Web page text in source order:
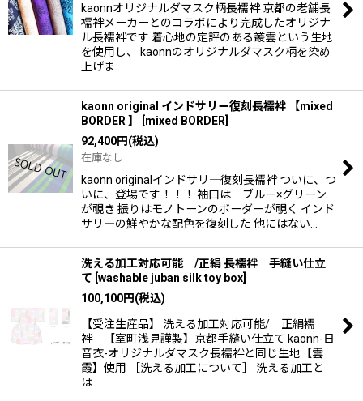
kaonnオリジナルダマスク柄長襦袢 京都の老舗長
襦袢メーカーとのコラボにより完成したオリジナ
ル長襦袢です 着心地の定評のある叢雲という生地
を使用し、 kaonnのオリジナルダマスク柄を染め
上げま…
kaonn original インドサリー復刻長襦袢 【mixed
BORDER 】
mixed BORDER
92,400円(税込)
在庫なし
kaonn originalインドサリ―復刻長襦袢 ついに、つ
いに、登場です！！！ 袖口は ブルー×グリーン
が覗き 振りはモノトーンのボーダーが覗く インド
サリ―の鮮やかな配色を復刻した 他にはない…
洗える加工対応可能 /正絹 長襦袢 手縫い仕立
て washable juban silk toy box
100,100円(税込)
【受注生産品】 洗える加工対応可能/ 正絹襦
袢 【室町浅見謹製】京都手縫い仕立て kaonn-日
音衣-オリジナルダマスク長襦袢と同じ生地【雲
霞】使用 ［洗える加工について］ 洗える加工と
は…